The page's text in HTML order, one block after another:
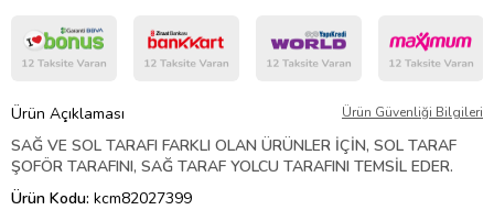
Ürün Açıklaması Ürün Güvenliği Bilgileri
SAĞ VE SOL TARAFI FARKLI OLAN ÜRÜNLER İÇİN, SOL TARAF
ŞOFÖR TARAFINI, SAĞ TARAF YOLCU TARAFINI TEMSİL EDER.
Ürün Kodu: kcm82027399